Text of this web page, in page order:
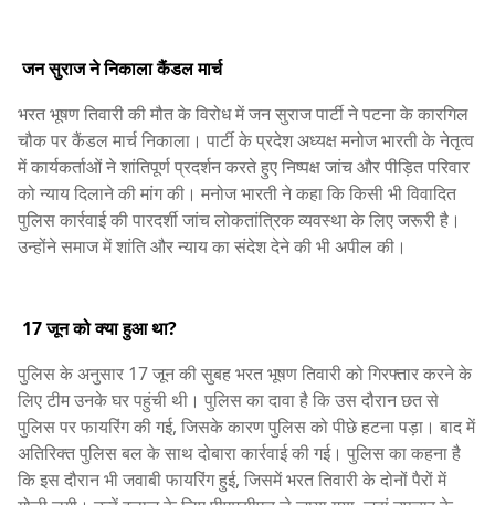
जन सुराज ने निकाला कैंडल मार्च
भरत भूषण तिवारी की मौत के विरोध में जन सुराज पार्टी ने पटना के कारगिल
चौक पर कैंडल मार्च निकाला। पार्टी के प्रदेश अध्यक्ष मनोज भारती के नेतृत्व
में कार्यकर्ताओं ने शांतिपूर्ण प्रदर्शन करते हुए निष्पक्ष जांच और पीड़ित परिवार
को न्याय दिलाने की मांग की। मनोज भारती ने कहा कि किसी भी विवादित
पुलिस कार्रवाई की पारदर्शी जांच लोकतांत्रिक व्यवस्था के लिए जरूरी है।
उन्होंने समाज में शांति और न्याय का संदेश देने की भी अपील की।
17 जून को क्या हुआ था?
पुलिस के अनुसार 17 जून की सुबह भरत भूषण तिवारी को गिरफ्तार करने के
लिए टीम उनके घर पहुंची थी। पुलिस का दावा है कि उस दौरान छत से
पुलिस पर फायरिंग की गई, जिसके कारण पुलिस को पीछे हटना पड़ा। बाद में
अतिरिक्त पुलिस बल के साथ दोबारा कार्रवाई की गई। पुलिस का कहना है
कि इस दौरान भी जवाबी फायरिंग हुई, जिसमें भरत तिवारी के दोनों पैरों में